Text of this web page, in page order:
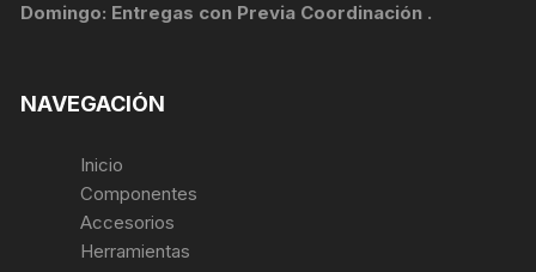
Domingo: Entregas con Previa Coordinación .
NAVEGACIÓN
Inicio
Componentes
Accesorios
Herramientas